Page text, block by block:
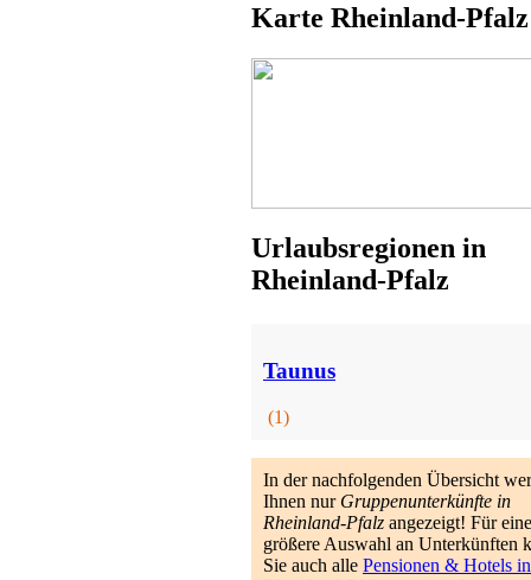
Karte Rheinland-Pfalz
Urlaubsregionen in
Rheinland-Pfalz
Taunus
(1)
In der nachfolgenden Übersicht
Ihnen nur Gruppenunterkünfte in
Rheinland-Pfalz angezeigt! Für eine
größere Auswahl an Unterkünften
Sie auch alle Pensionen & Hotels in